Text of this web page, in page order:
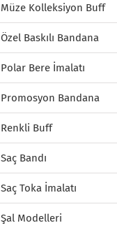
Müze Kolleksiyon Buff
Özel Baskılı Bandana
Polar Bere İmalatı
Promosyon Bandana
Renkli Buff
Saç Bandı
Saç Toka İmalatı
Şal Modelleri